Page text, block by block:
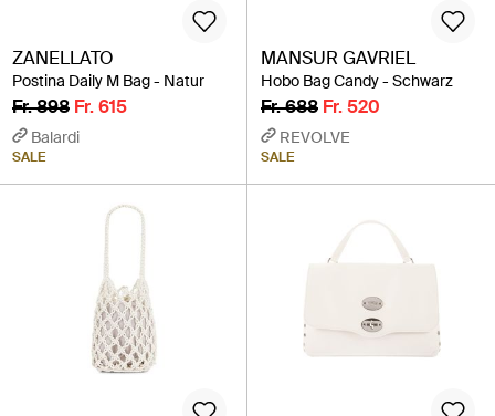
ZANELLATO
Postina Daily M Bag - Natur
Fr. 898 Fr. 615
Balardi
SALE
MANSUR GAVRIEL
Hobo Bag Candy - Schwarz
Fr. 688 Fr. 520
REVOLVE
SALE